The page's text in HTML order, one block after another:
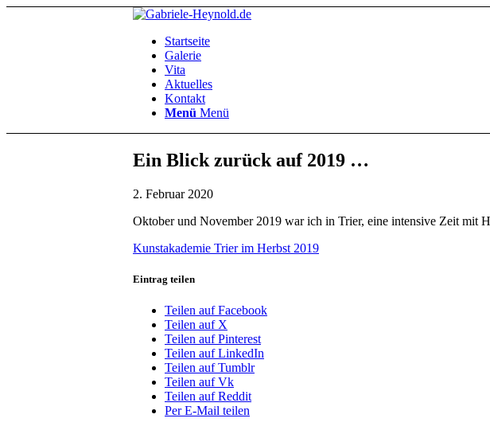
Startseite
Galerie
Vita
Aktuelles
Kontakt
Menü Menü
Ein Blick zurück auf 2019 …
2. Februar 2020
Oktober und November 2019 war ich in Trier, eine intensive Zeit mit
Kunstakademie Trier im Herbst 2019
Eintrag teilen
Teilen auf Facebook
Teilen auf X
Teilen auf Pinterest
Teilen auf LinkedIn
Teilen auf Tumblr
Teilen auf Vk
Teilen auf Reddit
Per E-Mail teilen